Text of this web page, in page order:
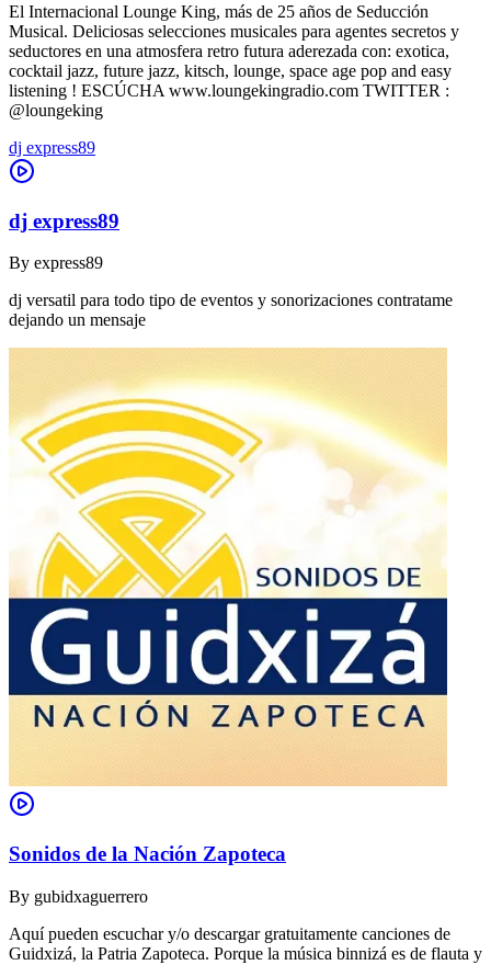
El Internacional Lounge King, más de 25 años de Seducción
Musical. Deliciosas selecciones musicales para agentes secretos y
seductores en una atmosfera retro futura aderezada con: exotica,
cocktail jazz, future jazz, kitsch, lounge, space age pop and easy
listening ! ESCÚCHA www.loungekingradio.com TWITTER :
@loungeking
dj express89
dj express89
By express89
dj versatil para todo tipo de eventos y sonorizaciones contratame
dejando un mensaje
Sonidos de la Nación Zapoteca
By gubidxaguerrero
Aquí pueden escuchar y/o descargar gratuitamente canciones de
Guidxizá, la Patria Zapoteca. Porque la música binnizá es de flauta y